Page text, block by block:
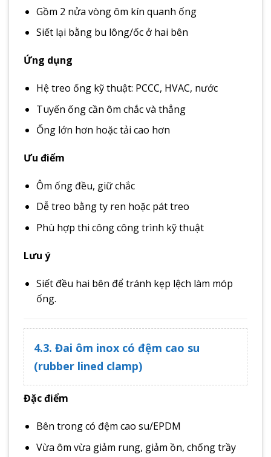
Gồm 2 nửa vòng ôm kín quanh ống
Siết lại bằng bu lông/ốc ở hai bên
Ứng dụng
Hệ treo ống kỹ thuật: PCCC, HVAC, nước
Tuyến ống cần ôm chắc và thẳng
Ống lớn hơn hoặc tải cao hơn
Ưu điểm
Ôm ống đều, giữ chắc
Dễ treo bằng ty ren hoặc pát treo
Phù hợp thi công công trình kỹ thuật
Lưu ý
Siết đều hai bên để tránh kẹp lệch làm móp
ống.
4.3. Đai ôm inox có đệm cao su
(rubber lined clamp)
Đặc điểm
Bên trong có đệm cao su/EPDM
Vừa ôm vừa giảm rung, giảm ồn, chống trầy